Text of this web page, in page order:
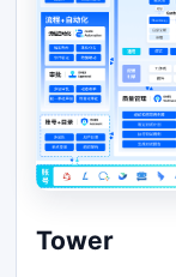
Tower